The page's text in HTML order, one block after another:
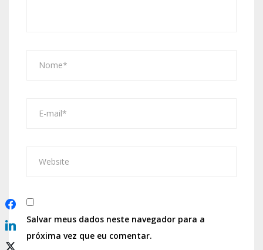
Salvar meus dados neste navegador para a
próxima vez que eu comentar.